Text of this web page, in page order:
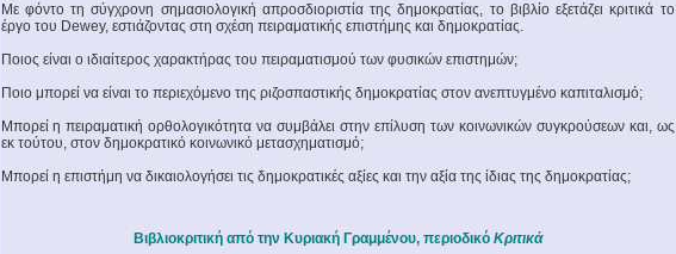
Με φόντο τη σύγχρονη σημασιολογική απροσδιοριστία της δημοκρατίας, το βιβλίο εξετάζει κριτικά το
έργο του Dewey, εστιάζοντας στη σχέση πειραματικής επιστήμης και δημοκρατίας.
Ποιος είναι ο ιδιαίτερος χαρακτήρας του πειραματισμού των φυσικών επιστημών;
Ποιο μπορεί να είναι το περιεχόμενο της ριζοσπαστικής δημοκρατίας στον ανεπτυγμένο καπιταλισμό;
Μπορεί η πειραματική ορθολογικότητα να συμβάλει στην επίλυση των κοινωνικών συγκρούσεων και, ως
εκ τούτου, στον δημοκρατικό κοινωνικό μετασχηματισμό;
Μπορεί η επιστήμη να δικαιολογήσει τις δημοκρατικές αξίες και την αξία της ίδιας της δημοκρατίας;
Βιβλιοκριτική από την Κυριακή Γραμμένου, περιοδικό Κριτικά